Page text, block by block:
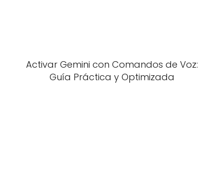
Activar Gemini con Comandos de Voz:
Guía Práctica y Optimizada